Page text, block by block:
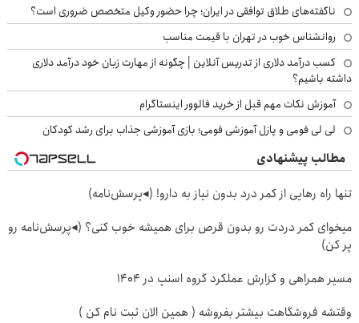
ناگفته‌های طلاق توافقی در ایران؛ چرا حضور وکیل متخصص ضروری است؟
روانشناس خوب در تهران با قیمت مناسب
کسب درآمد دلاری از تدریس آنلاین | چگونه از مهارت زبان خود درآمد دلاری
داشته باشیم؟
آموزش نکات مهم قبل از خرید فالوور اینستاگرام
لی لی فومی و پازل آموزشی فومی؛ بازی آموزشی جذاب برای رشد کودکان
مطالب پیشنهادی
تنها راه رهایی از کمر درد بدون نیاز به دارو! (◂پرسش‌نامه)
میخوای کمر دردت رو بدون قرص برای همیشه خوب کنی؟ (◂پرسش‌نامه رو
پر کن)
مسیر همراهی و گزارش عملکرد گروه اسنپ در ۱۴۰۴
وقتشه فروشگاهت بیشتر بفروشه ( همین الان ثبت نام کن )